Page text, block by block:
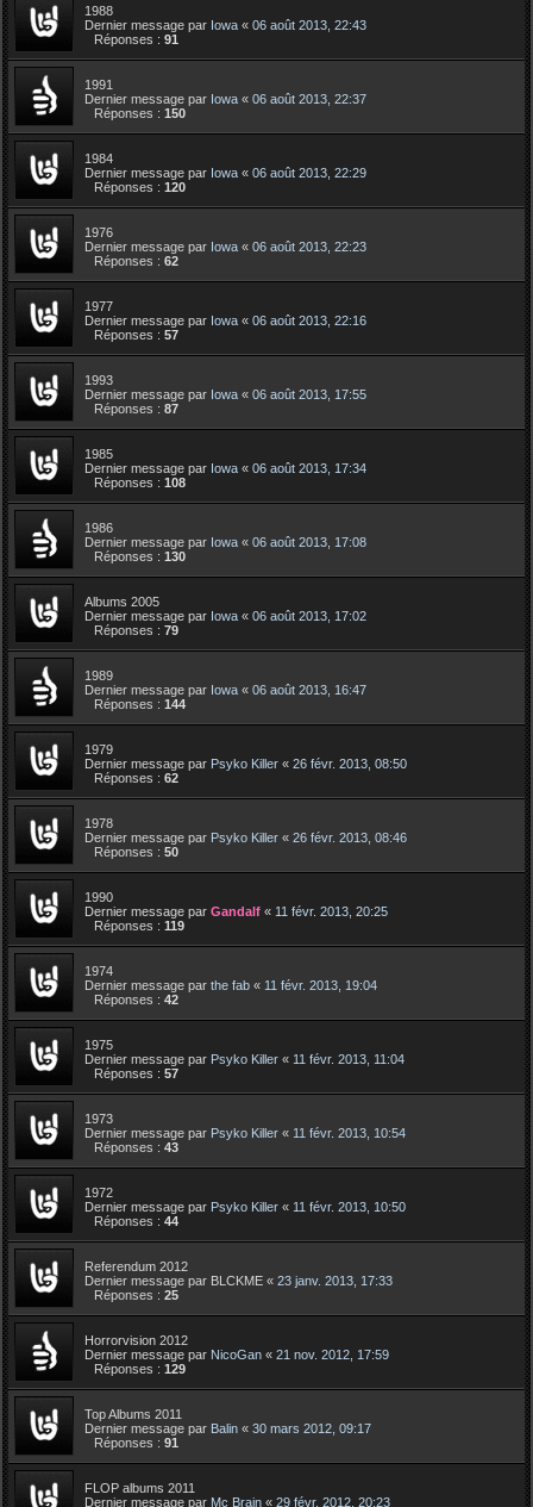
1988
Dernier message par Iowa « 06 août 2013, 22:43
Réponses : 91
1991
Dernier message par Iowa « 06 août 2013, 22:37
Réponses : 150
1984
Dernier message par Iowa « 06 août 2013, 22:29
Réponses : 120
1976
Dernier message par Iowa « 06 août 2013, 22:23
Réponses : 62
1977
Dernier message par Iowa « 06 août 2013, 22:16
Réponses : 57
1993
Dernier message par Iowa « 06 août 2013, 17:55
Réponses : 87
1985
Dernier message par Iowa « 06 août 2013, 17:34
Réponses : 108
1986
Dernier message par Iowa « 06 août 2013, 17:08
Réponses : 130
Albums 2005
Dernier message par Iowa « 06 août 2013, 17:02
Réponses : 79
1989
Dernier message par Iowa « 06 août 2013, 16:47
Réponses : 144
1979
Dernier message par Psyko Killer « 26 févr. 2013, 08:50
Réponses : 62
1978
Dernier message par Psyko Killer « 26 févr. 2013, 08:46
Réponses : 50
1990
Dernier message par Gandalf « 11 févr. 2013, 20:25
Réponses : 119
1974
Dernier message par the fab « 11 févr. 2013, 19:04
Réponses : 42
1975
Dernier message par Psyko Killer « 11 févr. 2013, 11:04
Réponses : 57
1973
Dernier message par Psyko Killer « 11 févr. 2013, 10:54
Réponses : 43
1972
Dernier message par Psyko Killer « 11 févr. 2013, 10:50
Réponses : 44
Referendum 2012
Dernier message par BLCKME « 23 janv. 2013, 17:33
Réponses : 25
Horrorvision 2012
Dernier message par NicoGan « 21 nov. 2012, 17:59
Réponses : 129
Top Albums 2011
Dernier message par Balin « 30 mars 2012, 09:17
Réponses : 91
FLOP albums 2011
Dernier message par Mc Brain « 29 févr. 2012, 20:23